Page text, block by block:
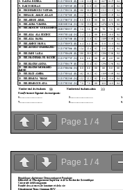
Page 1 / 4
Page 1 / 4